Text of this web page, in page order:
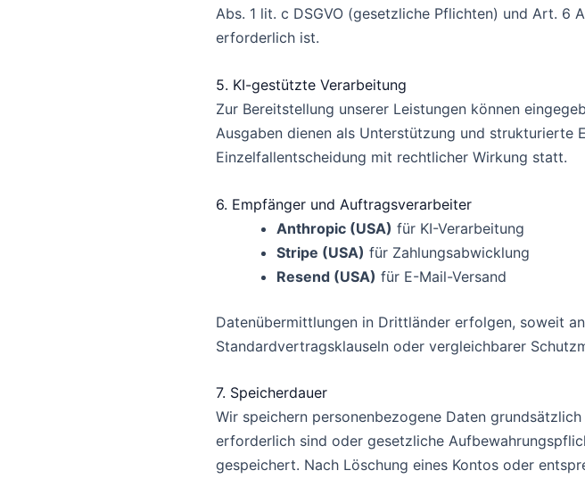
Abs. 1 lit. c DSGVO (gesetzliche Pflichten) und Art. 6
erforderlich ist.
5. KI-gestützte Verarbeitung
Zur Bereitstellung unserer Leistungen können
Ausgaben dienen als Unterstützung und
Einzelfallentscheidung mit rechtlicher Wirkung statt.
6. Empfänger und Auftragsverarbeiter
Anthropic (USA) für KI-Verarbeitung
Stripe (USA) für Zahlungsabwicklung
Resend (USA) für E-Mail-Versand
Datenübermittlungen in Drittländer erfolgen, soweit
Standardvertragsklauseln oder vergleichbarer
7. Speicherdauer
Wir speichern personenbezogene Daten
erforderlich sind oder gesetzliche
gespeichert. Nach Löschung eines Kontos oder